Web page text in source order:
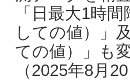
「日最大1時
しての値）」
ての値）」も
（2025年8月20